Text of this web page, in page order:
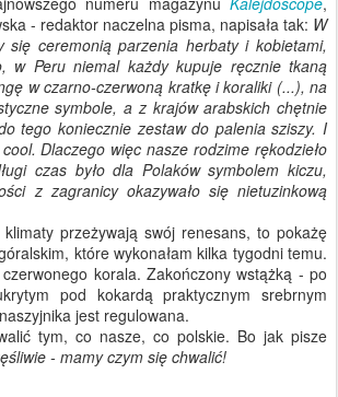
- redaktor naczelna pisma, napisała tak: W
się ceremonią parzenia herbaty i kobietami,
w Peru niemal każdy kupuje ręcznie tkaną
w czarno-czerwoną kratkę i koraliki (...), na
symbole, a z krajów arabskich chętnie
tego koniecznie zestaw do palenia sziszy. I
Dlaczego więc nasze rodzime rękodzieło
czas było dla Polaków symbolem kiczu,
z zagranicy okazywało się nietuzinkową
przeżywają swój renesans, to pokażę
które wykonałam kilka tygodni temu.
czerwonego korala. Zakończony wstążką - po
pod kokardą praktycznym srebrnym
jest regulowana.
tym, co nasze, co polskie. Bo jak pisze
- mamy czym się chwalić!